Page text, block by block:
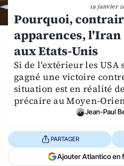
19 janvier
Pourquoi,
apparences, l'Iran
aux Etats-Unis
Si de l'extérieur les USA
gagné une victoire
situation est en réalité
précaire au Moyen-
Jean-Paul
PARTAGER
Ajouter Atlantico en